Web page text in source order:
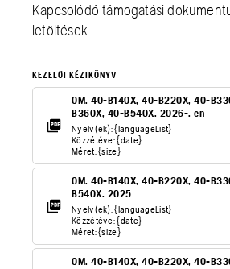
Kapcsolódó támogatási
letöltések
KEZELŐI KÉZIKÖNYV
OM. 40-B140X, 40-B220X, 40-
B360X, 40-B540X. 2026-. en
Nyelv(ek): {languageList}
Közzétéve: {date}
Méret: {size}
OM. 40-B140X, 40-B220X, 40-
B540X. 2025
Nyelv(ek): {languageList}
Közzétéve: {date}
Méret: {size}
OM. 40-B140X, 40-B220X, 40-